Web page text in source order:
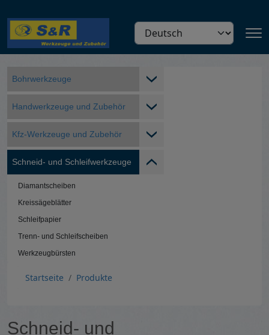
Select your language
Main navigation
Produkte Menu
Bohrwerkzeuge
Handwerkzeuge und Zubehör
Kfz-Werkzeuge und Zubehör
Schneid- und Schleifwerkzeuge
Diamantscheiben
Kreissägeblätter
Schleifpapier
Trenn- und Schleifscheiben
Werkzeugbürsten
Pfadnavigation
Startseite Produkte
Schneid- und